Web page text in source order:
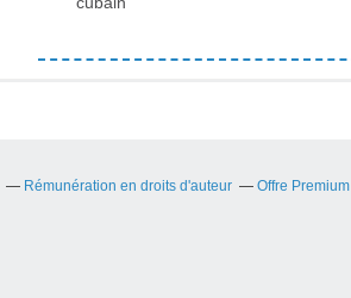
Rémunération en droits d'auteur Offre Premium